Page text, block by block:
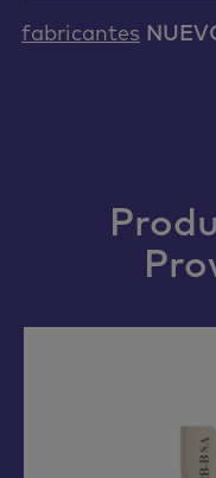
fabricantes